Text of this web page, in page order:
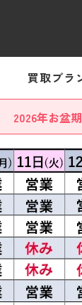
買取ブラ
2026年お盆